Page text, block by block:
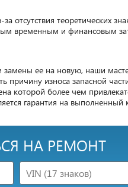
отсутствия теоретических
временным и финансовым
ее на новую, наши
износа запасной
которой более чем
гарантия на выполненный
НА РЕМОНТ